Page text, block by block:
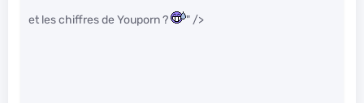
et les chiffres de Youporn ? " />